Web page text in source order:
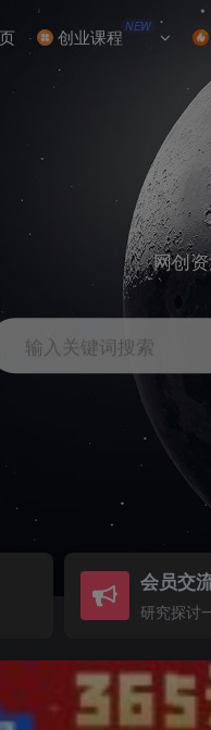
创业课程 NEW
网创
输入关键词搜索
会员交
研究探讨